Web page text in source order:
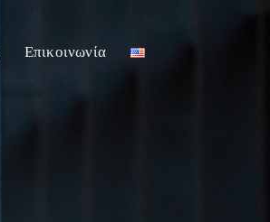
Επικοινωνία